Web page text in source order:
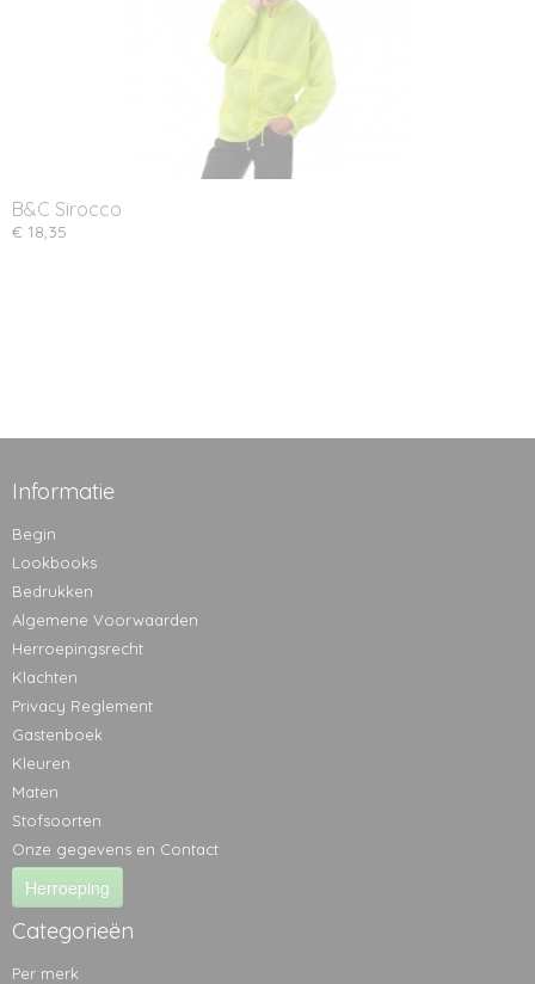
B&C Sirocco
€ 18,35
Informatie
Begin
Lookbooks
Bedrukken
Algemene Voorwaarden
Herroepingsrecht
Klachten
Privacy Reglement
Gastenboek
Kleuren
Maten
Stofsoorten
Onze gegevens en Contact
Herroeping
Categorieën
Per merk